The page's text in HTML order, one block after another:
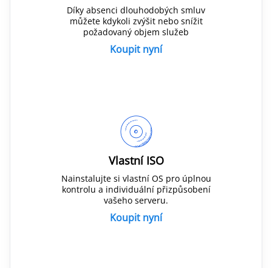
Díky absenci dlouhodobých smluv
můžete kdykoli zvýšit nebo snížit
požadovaný objem služeb
Koupit nyní
Vlastní ISO
Nainstalujte si vlastní OS pro úplnou
kontrolu a individuální přizpůsobení
vašeho serveru.
Koupit nyní